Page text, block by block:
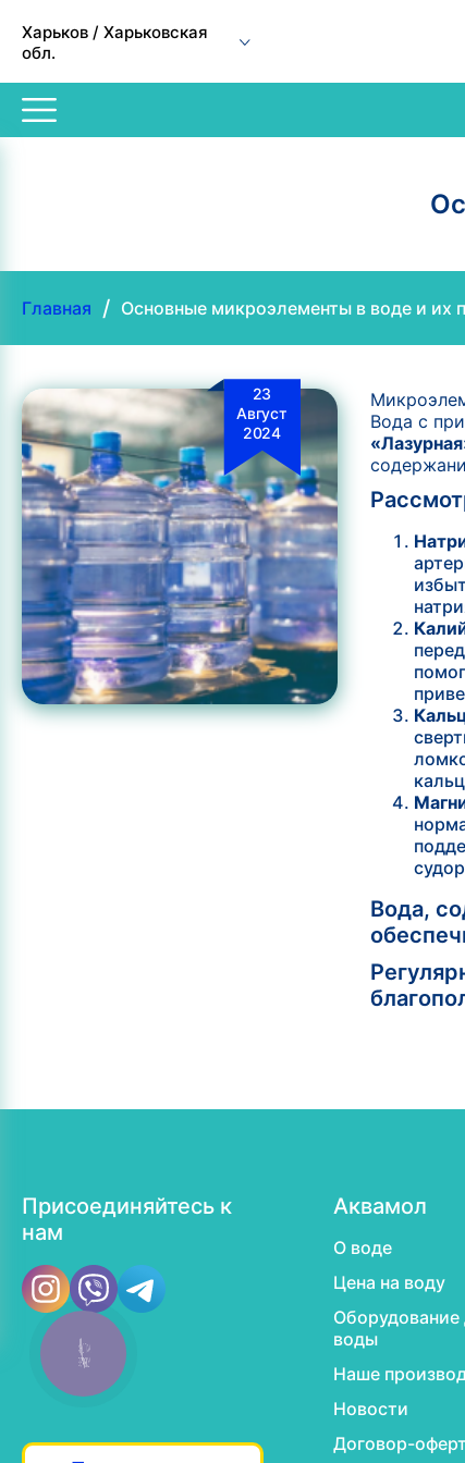
Харьков / Харьковская
обл.
Главная / Основные микроэлементы в воде и их
23
Август
2024
Вода с
Вода,
Присоединяйтесь к
нам
Аквамол
О воде
Цена на воду
Оборудование
воды
Наше
Новости
Договор-
КНОПКА
ЗВ'ЯЗКУ